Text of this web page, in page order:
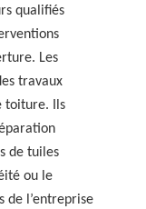
qualifiés
Les
travaux
toiture. Ils
de tuiles
ou le
de l’entreprise